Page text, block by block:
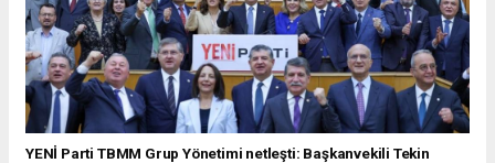
YENİ Parti TBMM Grup Yönetimi netleşti: Başkanvekili Tekin